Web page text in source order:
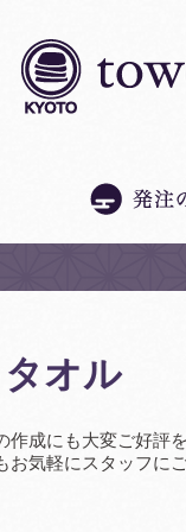
オル
作成にも大変ご好評
気軽にスタッフにご